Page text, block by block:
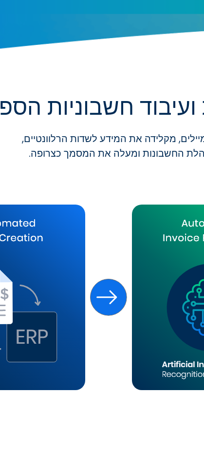
חשבוניות
מקלידה את המידע לשדות הרלוונטיים,
החשבונות ומעלה את המסמך כצרופה.